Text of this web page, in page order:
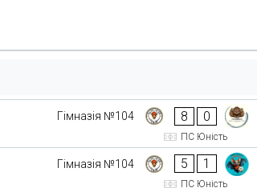
Гімназія №104 8 0
ПС Юність
Гімназія №104 5 1
ПС Юність